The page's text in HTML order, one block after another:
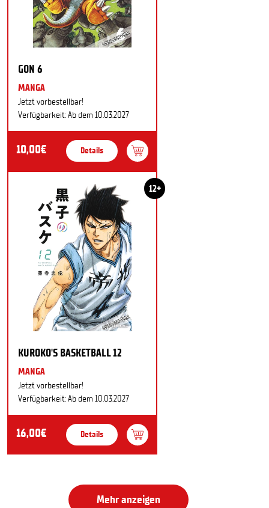
GON 6
MANGA
Jetzt vorbestellbar!
Verfügbarkeit: Ab dem 10.03.2027
10,00€ Details
12+
KUROKO'S BASKETBALL 12
MANGA
Jetzt vorbestellbar!
Verfügbarkeit: Ab dem 10.03.2027
16,00€ Details
Mehr anzeigen